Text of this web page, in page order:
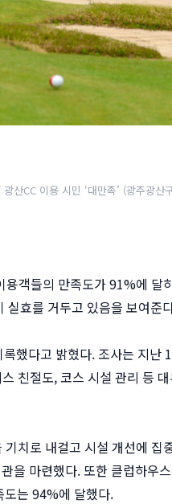
산CC 이용 시민 ‘대만족’ (광주광산
객들의 만족도가 91%에 달
실효를 거두고 있음을 보여준
했다고 밝혔다. 조사는 지난
친절도, 코스 시설 관리 등
치로 내걸고 시설 개선에
을 마련했다. 또한 클럽하우
도는 94%에 달했다.